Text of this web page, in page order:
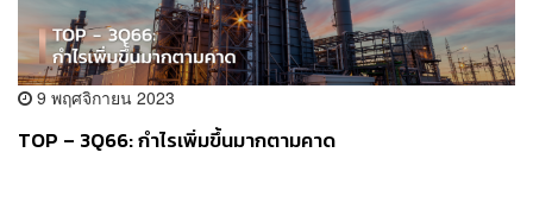
9 พฤศจิกายน 2023
TOP – 3Q66: กำไรเพิ่มขึ้นมากตามคาด